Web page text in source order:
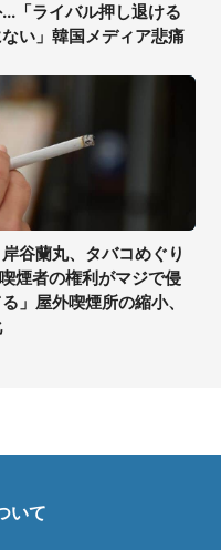
「ライバル押し退ける
い」韓国メディア悲痛
谷蘭丸、タバコめぐり
煙者の権利がマジで侵
」屋外喫煙所の縮小、
いて